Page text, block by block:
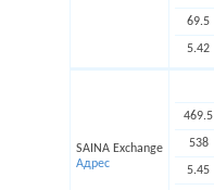
69.5
5.42
SAINA Exchange
Адрес
469.5
538
5.45